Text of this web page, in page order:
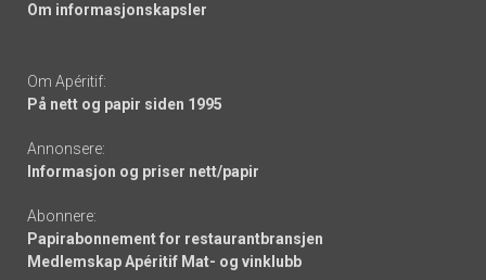
Om informasjonskapsler
Om Apéritif:
På nett og papir siden 1995
Annonsere:
Informasjon og priser nett/papir
Abonnere:
Papirabonnement for restaurantbransjen
Medlemskap Apéritif Mat- og vinklubb